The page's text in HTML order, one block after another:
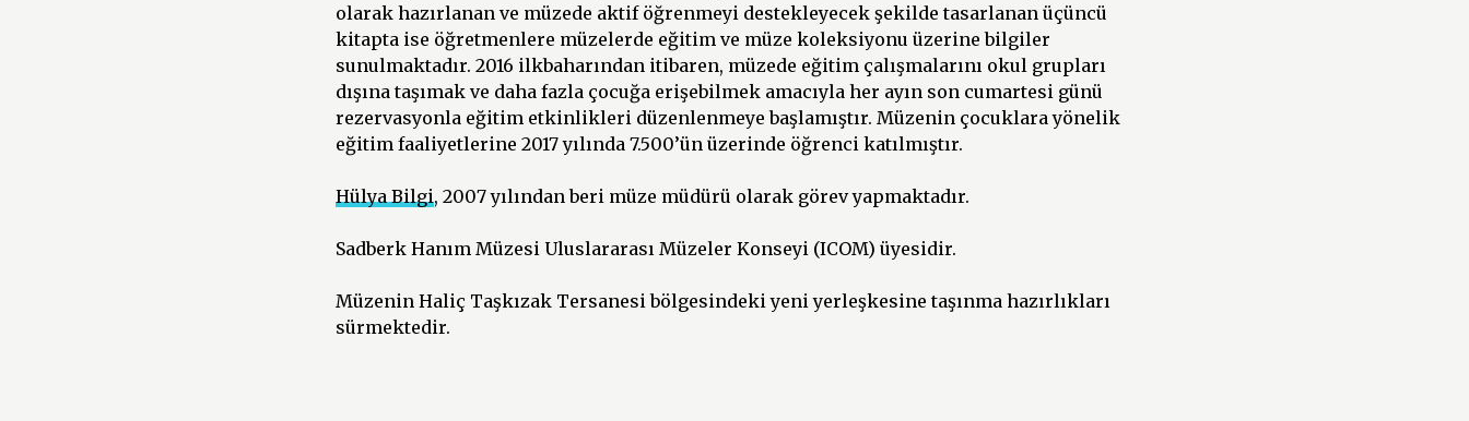
olarak hazırlanan ve müzede aktif öğrenmeyi destekleyecek şekilde tasarlanan üçüncü
kitapta ise öğretmenlere müzelerde eğitim ve müze koleksiyonu üzerine bilgiler
sunulmaktadır. 2016 ilkbaharından itibaren, müzede eğitim çalışmalarını okul grupları
dışına taşımak ve daha fazla çocuğa erişebilmek amacıyla her ayın son cumartesi günü
rezervasyonla eğitim etkinlikleri düzenlenmeye başlamıştır. Müzenin çocuklara yönelik
eğitim faaliyetlerine 2017 yılında 7.500’ün üzerinde öğrenci katılmıştır.
Hülya Bilgi, 2007 yılından beri müze müdürü olarak görev yapmaktadır.
Sadberk Hanım Müzesi Uluslararası Müzeler Konseyi (ICOM) üyesidir.
Müzenin Haliç Taşkızak Tersanesi bölgesindeki yeni yerleşkesine taşınma hazırlıkları
sürmektedir.